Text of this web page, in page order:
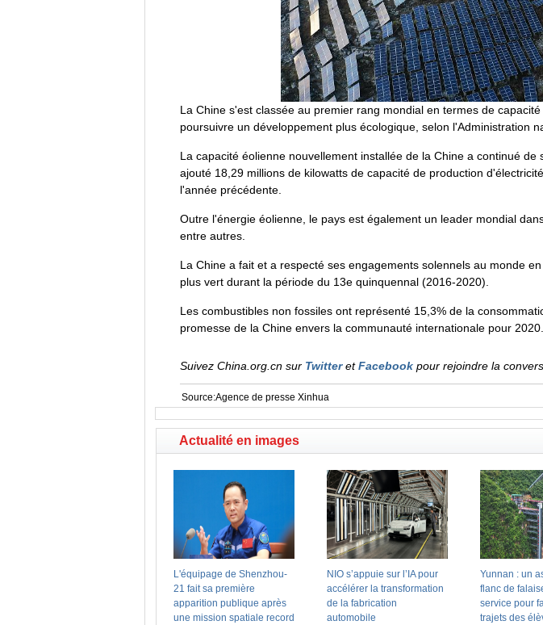
La Chine s'est classée au premier rang mondial en termes de
poursuivre un développement plus écologique, selon l'Administration
La capacité éolienne nouvellement installée de la Chine a continué
ajouté 18,29 millions de kilowatts de capacité de production
l'année précédente.
Outre l'énergie éolienne, le pays est également un leader mondial
entre autres.
La Chine a fait et a respecté ses engagements solennels au monde
plus vert durant la période du 13e quinquennal (2016-2020).
Les combustibles non fossiles ont représenté 15,3% de la
promesse de la Chine envers la communauté internationale pour 2020.
Suivez China.org.cn sur TwitteretFacebookpour rejoindre la
Source:Agence de presse Xinhua